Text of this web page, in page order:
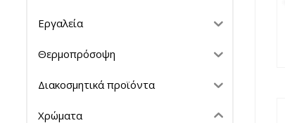
Εργαλεία
Θερμοπρόσοψη
Διακοσμητικά προϊόντα
Χρώματα